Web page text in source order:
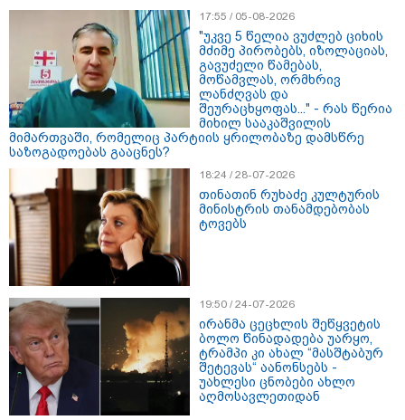
12:38 / 05-08-2026
იტალიაში ქალმა, ლატარიის
ბილეთი, რომელმაც 1 მლნ
მოიგო, შემთხვევით ნაგავში
გადააგდო - ის დასუფთავების
სამსახურის თანამშრომლებმა
ნაგვის მანქანაში იპოვეს
რას ამბობს პრემიერი სამ
უნივერსიტეტში დაგეგმილ
სიახლეებზე
თბილისი - ანტალია 759.90
ლარიდან
17:55 / 05-08-2026
"უკვე 5 წელია ვუძლებ ციხის
მძიმე პირობებს, იზოლაციას,
გავუძელი წამებას,
მოწამვლას, ორმხრივ
ლანძღვას და
შეურაცხყოფას..." - რას წერია
მიხილ სააკაშვილის
მიმართვაში, რომელიც პარტიის ყრილობაზე დამსწრე
საზოგადოებას გააცნეს?
18:24 / 28-07-2026
თინათინ რუხაძე კულტურის
მინისტრის თანამდებობას
ტოვებს
19:50 / 24-07-2026
ირანმა ცეცხლის შეწყვეტის
ბოლო წინადადება უარყო,
ტრამპი კი ახალ “მასშტაბურ
შეტევას“ აანონსებს -
უახლესი ცნობები ახლო
აღმოსავლეთიდან